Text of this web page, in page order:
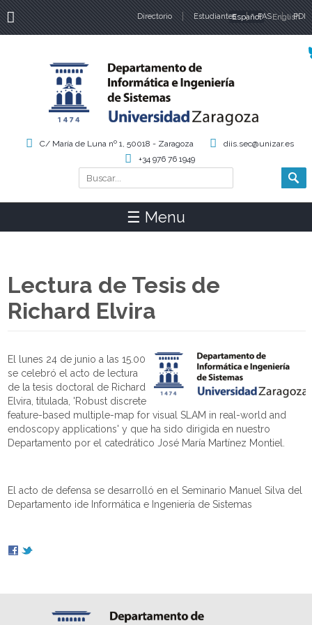
Directorio Estudiantes PAS PDI
Idiomas
Español English
Formulario de búsqueda
Buscar
C/ María de Luna nº 1, 50018 - Zaragoza
diis.sec@unizar.es
+34 976 76 1949
☰ Menu
Lectura de Tesis de
Richard Elvira
El lunes 24 de junio a las 15.00
se celebró el acto de lectura
de la tesis doctoral de Richard
Elvira, titulada, 'Robust discrete
feature-based multiple-map for visual SLAM in real-world and
endoscopy applications' y que ha sido dirigida en nuestro
Departamento por el catedrático José María Martínez Montiel.
El acto de defensa se desarrolló en el Seminario Manuel Silva del
Departamento ide Informática e Ingeniería de Sistemas